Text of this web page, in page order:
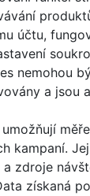
účtu,
nemohou
a jsou
kampaní.
zdroje
získaná